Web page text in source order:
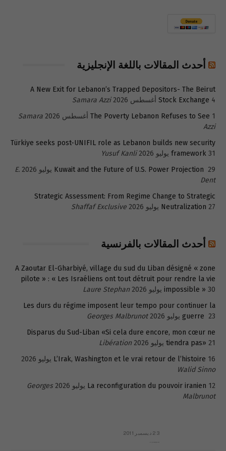
أحدث المقالات باللغة الإنجليزية
A New Exit for Lebanon’s Trapped Depositors- The Beirut
Stock Exchange 4 أغسطس 2026
Samara Azzi
The Poverty Lebanon Refuses to See 1 أغسطس 2026
Samara
Azzi
Türkiye seeks post-UNIFIL role as Lebanon builds new security
framework 31 يوليو 2026
Yusuf Kanli
Kuwait and the Future of U.S. Power Projection 29 يوليو 2026
E.
Dent
Strategic Assessment: From Regime Change to Strategic
Neutralization 27 يوليو 2026 Shaffaf Exclusive
أحدث المقالات بالفرنسية
A Zaoutar El-Gharbiyé, village du sud du Liban désigné « zone
pilote » : « Les Israéliens ont tout détruit pour rendre la vie
impossible » 30 يوليو 2026
Laure Stephan
Les durs du régime imposent leur tempo pour continuer la
guerre 23 يوليو 2026
Georges Malbrunot
Disparus du Sud-Liban «Si cela dure encore, mon cœur ne
tiendra pas» 21 يوليو 2026
Libération
L’Irak, Washington et le vrai retour de l’histoire 16 يوليو 2026
Walid Sinno
La reconfiguration du pouvoir iranien 12 يوليو 2026
Georges
Malbrunot
23 ديسمبر 2011